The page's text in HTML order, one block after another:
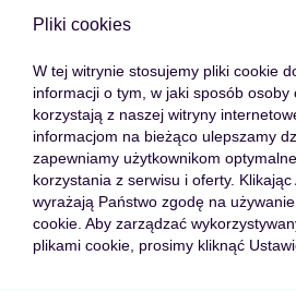
Pliki cookies
W tej witrynie stosujemy pliki cookie
informacji o tym, w jaki sposób osoby
korzystają z naszej witryny
informacjom na bieżąco ulepszamy
zapewniamy użytkownikom
korzystania z serwisu i oferty. Klikając
wyrażają Państwo zgodę na
cookie. Aby zarządzać
plikami cookie, prosimy kliknąć